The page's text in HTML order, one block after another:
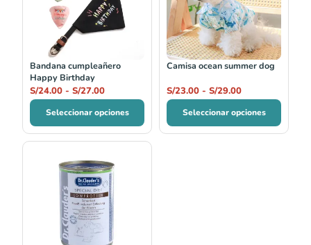
Bandana cumpleañero
Happy Birthday
S/24.00 - S/27.00
S/24.00
hasta
Seleccionar opciones
Camisa ocean summer dog
S/23.00 - S/29.00
S/23.00
hasta
S/29.00
Seleccionar opciones